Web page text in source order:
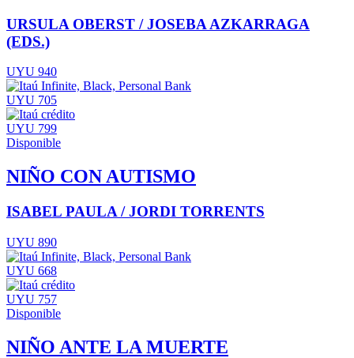
URSULA OBERST / JOSEBA AZKARRAGA
(EDS.)
UYU 940
UYU 705
UYU 799
Disponible
NIÑO CON AUTISMO
ISABEL PAULA / JORDI TORRENTS
UYU 890
UYU 668
UYU 757
Disponible
NIÑO ANTE LA MUERTE